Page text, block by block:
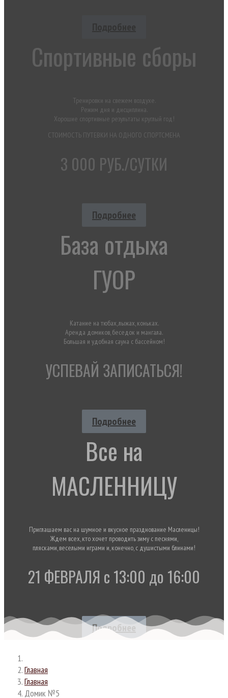
Спортивные сборы
Тренировки на свежем воздухе.
Режим дня и дисциплина.
Хорошие спортивные результаты круглый год!
СТОИМОСТЬ ПУТЕВКИ НА ОДНОГО СПОРТСМЕНА
3 000 РУБ./СУТКИ
Подробнее
База отдыха
ГУОР
Катание на тюбах, лыжах, коньках.
Аренда домиков, беседок и мангала.
Большая и удобная сауна с бассейном!
УСПЕВАЙ ЗАПИСАТЬСЯ!
Подробнее
Все на
МАСЛЕННИЦУ
Приглашаем вас на шумное и вкусное празднование Масленицы!
Ждем всех, кто хочет проводить зиму с песнями,
плясками, веселыми играми и, конечно, с душистыми блинами!
21 ФЕВРАЛЯ с 13:00 до 16:00
Подробнее
Главная
Главная
Домик №5